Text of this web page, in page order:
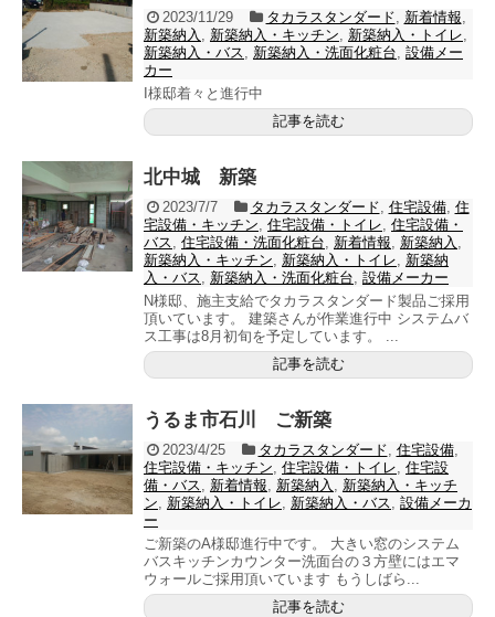
2023/11/29 タカラスタンダード, 新着情報,
新築納入 , 新築納入・キッチン, 新築納入・トイレ,
新築納入・バス, 新築納入・洗面化粧台, 設備メー
カー
I様邸着々と進行中
記事を読む
北中城 新築
2023/7/7 タカラスタンダード, 住宅設備, 住
宅設備・キッチン, 住宅設備・トイレ, 住宅設備・
バス, 住宅設備・洗面化粧台, 新着情報, 新築納入 ,
新築納入・キッチン, 新築納入・トイレ, 新築納
入・バス, 新築納入・洗面化粧台, 設備メーカー
N様邸、施主支給でタカラスタンダード製品ご採用
頂いています。 建築さんが作業進行中 システムバ
ス工事は8月初旬を予定しています。 ...
記事を読む
うるま市石川 ご新築
2023/4/25 タカラスタンダード, 住宅設備,
住宅設備・キッチン, 住宅設備・トイレ, 住宅設
備・バス, 新着情報, 新築納入 , 新築納入・キッチ
ン, 新築納入・トイレ, 新築納入・バス, 設備メーカ
ー
ご新築のA様邸進行中です。 大きい窓のシステム
バスキッチンカウンター洗面台の３方壁にはエマ
ウォールご採用頂いています もうしばら...
記事を読む